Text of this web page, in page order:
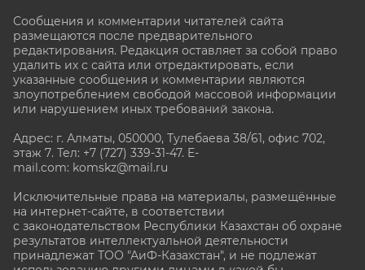
Сообщения и комментарии читателей сайта
размещаются после предварительного
редактирования. Редакция оставляет за собой право
удалить их с сайта или отредактировать, если
указанные сообщения и комментарии являются
злоупотреблением свободой массовой информации
или нарушением иных требований закона.
Адрес: г. Алматы, 050000, Тулебаева 38/61, офис 702,
этаж 7. Тел: +7 (727) 339-31-47. E-
mail.com: komskz@mail.ru
Исключительные права на материалы, размещённые
на интернет-сайте, в соответствии
с законодательством Республики Казахстан об охране
результатов интеллектуальной деятельности
принадлежат ТОО "АиФ-Казахстан", и не подлежат